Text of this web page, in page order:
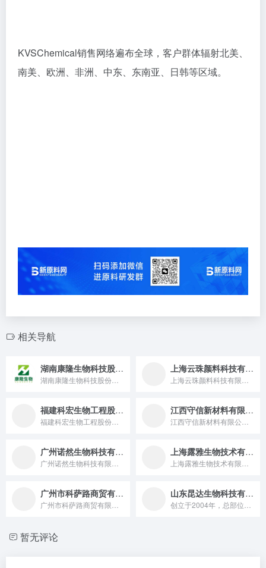
KVSChemical销售网络遍布全球，客户群体辐射北美、
南美、欧洲、非洲、中东、东南亚、日韩等区域。
相关导航
湖南康隆生物科技股份有限公司 上海云珠颜料科技有限公司
福建科宏生物工程股份有限公司 江西守信新材料有限公司
广州诺然生物科技有限公司 上海露雅生物技术有限公司
广州市科萨路商贸有限公司 山东昆达生物科技有限公司
暂无评论